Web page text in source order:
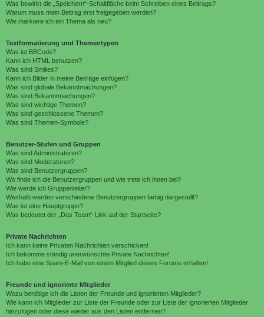
Was bewirkt die „Speichern“-Schaltfläche beim Schreiben eines Beitrags?
Warum muss mein Beitrag erst freigegeben werden?
Wie markiere ich ein Thema als neu?
Textformatierung und Thementypen
Was ist BBCode?
Kann ich HTML benutzen?
Was sind Smilies?
Kann ich Bilder in meine Beiträge einfügen?
Was sind globale Bekanntmachungen?
Was sind Bekanntmachungen?
Was sind wichtige Themen?
Was sind geschlossene Themen?
Was sind Themen-Symbole?
Benutzer-Stufen und Gruppen
Was sind Administratoren?
Was sind Moderatoren?
Was sind Benutzergruppen?
Wo finde ich die Benutzergruppen und wie trete ich ihnen bei?
Wie werde ich Gruppenleiter?
Weshalb werden verschiedene Benutzergruppen farbig dargestellt?
Was ist eine Hauptgruppe?
Was bedeutet der „Das Team“-Link auf der Startseite?
Private Nachrichten
Ich kann keine Privaten Nachrichten verschicken!
Ich bekomme ständig unerwünschte Private Nachrichten!
Ich habe eine Spam-E-Mail von einem Mitglied dieses Forums erhalten!
Freunde und ignorierte Mitglieder
Wozu benötige ich die Listen der Freunde und ignorierten Mitglieder?
Wie kann ich Mitglieder zur Liste der Freunde oder zur Liste der ignorierten Mitglieder
hinzufügen oder diese wieder aus den Listen entfernen?